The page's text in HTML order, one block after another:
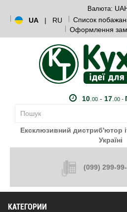
Валюта:
UA
| RU Список
Оформлення
10. 00- 17. 00 -
Ексклюзивний дистриб'ютор
Україні
(099) 299-
КАТЕГОРИИ